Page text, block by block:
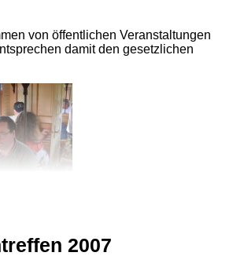
von öffentlichen Veranstaltungen
damit den gesetzlichen
2007